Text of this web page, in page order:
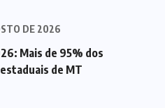
DE 2026
Mais de 95% dos
de MT